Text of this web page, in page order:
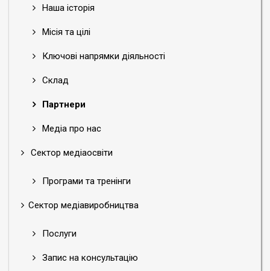
Наша історія
Місія та цілі
Ключові напрямки діяльності
Склад
Партнери
Медіа про нас
Сектор медіаосвіти
Програми та тренінги
Сектор медіавиробництва
Послуги
Запис на консультацію